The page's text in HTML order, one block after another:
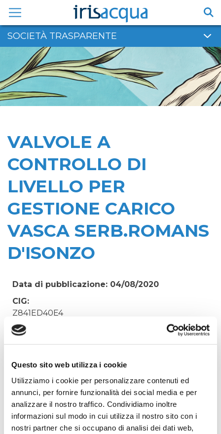
Questo sito web utilizza i cookie
Utilizziamo i cookie per personalizzare contenuti ed
annunci, per fornire funzionalità dei social media e per
analizzare il nostro traffico. Condividiamo inoltre
informazioni sul modo in cui utilizza il nostro sito con i
nostri partner che si occupano di analisi dei dati web,
contenuto
SOCIETÀ TRASPARENTE
VALVOLE A
CONTROLLO DI
LIVELLO PER
GESTIONE CARICO
VASCA SERB.ROMANS
D'ISONZO
Data di pubblicazione: 04/08/2020
CIG:
Z841ED40E4
Struttura proponente:
Oggetto:
VALVOLE A CONTROLLO DI LIVELLO PER
GESTIONE CARICO VASCA SERB.ROMANS
D'ISONZO